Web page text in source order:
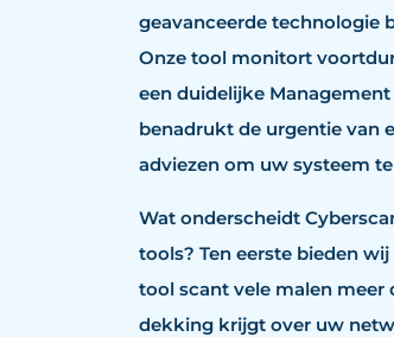
geavanceerde technologie
Onze tool monitort
een duidelijke
benadrukt de urgentie van
adviezen om uw systeem
Wat onderscheidt
tools? Ten eerste bieden
tool scant vele malen meer
dekking krijgt over uw